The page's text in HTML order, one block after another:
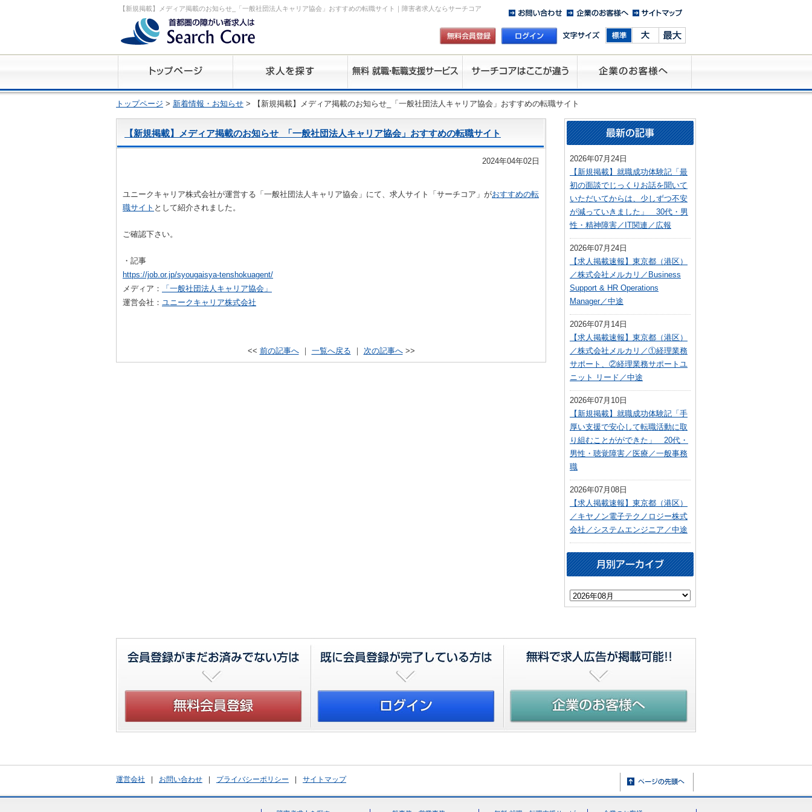
【新規掲載】メディア掲載のお知らせ_「一般社団法人キャリア協会」おすすめの転職サイト｜障害者求人ならサーチコア
トップページ > 新着情報・お知らせ > 【新規掲載】メディア掲載のお知らせ_「一般社団法人キャリア協会」おすすめの転職サイト
【新規掲載】メディア掲載のお知らせ_「一般社団法人キャリア協会」おすすめの転職サイト
2024年04年02日
ユニークキャリア株式会社が運営する「一般社団法人キャリア協会」にて、求人サイト「サーチコア」がおすすめの転
職サイト として紹介されました。
ご確認下さい。
・記事
https://job.or.jp/syougaisya-tenshokuagent/
メディア：
「一般社団法人キャリア協会」
運営会社： ユニークキャリア株式会社
<< 前の記事へ｜ 一覧へ戻る ｜ 次の記事へ>>
2026年07月24日
【新規掲載】就職成功体験記「最
初の面談でじっくりお話を聞いて
いただいてからは、少しずつ不安
が減っていきました」 30代・男
性・精神障害／IT関連／広報
2026年07月24日
【求人掲載速報】東京都（港区）
／株式会社メルカリ／Business
Support & HR Operations
Manager／中途
2026年07月14日
【求人掲載速報】東京都（港区）
／株式会社メルカリ／①経理業務
サポート、②経理業務サポートユ
ニット リード／中途
2026年07月10日
【新規掲載】就職成功体験記「手
厚い支援で安心して転職活動に取
り組むことがができた」 20代・
男性・聴覚障害／医療／一般事務
職
2026年07月08日
【求人掲載速報】東京都（港区）
／キヤノン電子テクノロジー株式
会社／システムエンジニア／中途
運営会社 お問い合わせ プライバシーポリシー サイトマップ